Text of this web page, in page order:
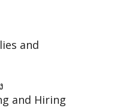
and
and Hiring